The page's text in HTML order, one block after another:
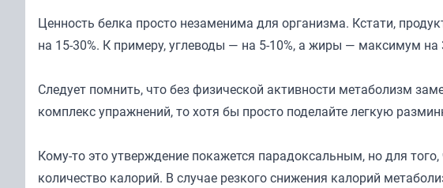
Ценность белка просто незаменима для организма. Кстати,
на 15-30%. К примеру, углеводы — на 5-10%, а жиры — максимум на
Следует помнить, что без физической активности метаболизм
комплекс упражнений, то хотя бы просто поделайте легкую
Кому-то это утверждение покажется парадоксальным, но для
количество калорий. В случае резкого снижения калорий